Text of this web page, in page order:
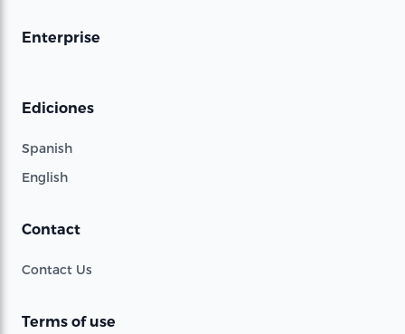
Enterprise
Ediciones
Spanish
English
Contact
Contact Us
Terms of use